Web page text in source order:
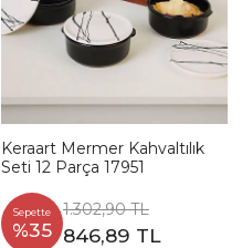
Keraart Mermer Kahvaltılık
Seti 12 Parça 17951
Sepette
%35
1.302,90 TL
846,89 TL